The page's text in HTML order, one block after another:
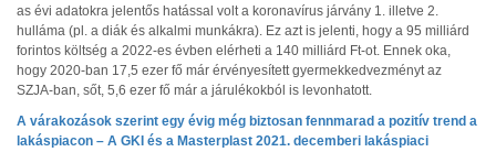
as évi adatokra jelentős hatással volt a koronavírus járvány 1. illetve 2.
hulláma (pl. a diák és alkalmi munkákra). Ez azt is jelenti, hogy a 95 milliárd
forintos költség a 2022-es évben elérheti a 140 milliárd Ft-ot. Ennek oka,
hogy 2020-ban 17,5 ezer fő már érvényesített gyermekkedvezményt az
SZJA-ban, sőt, 5,6 ezer fő már a járulékokból is levonhatott.
A várakozások szerint egy évig még biztosan fennmarad a pozitív trend a
lakáspiacon – A GKI és a Masterplast 2021. decemberi lakáspiaci